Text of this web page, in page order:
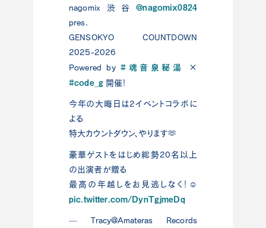
nagomix渋谷@nagomix0824
pres.
GENSOKYO COUNTDOWN
2025-2026
Powered by#魂音泉秘湯 ×
#code_g開催！
今年の大晦日は2イベントコラボに
よる
特大カウントダウン、やります🫶
豪華ゲストをはじめ総勢20名以上
の出演者が贈る
最高の年越しをお見逃しなく！☺️
pic.twitter.com/DynTgjmeDq
— Tracy@Amateras Records